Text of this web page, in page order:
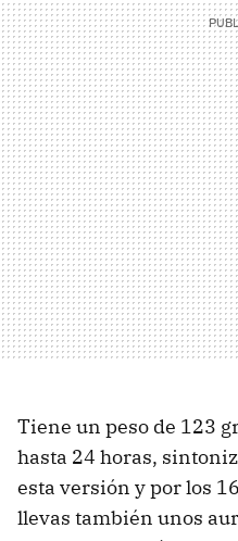
Tiene un peso de 123
hasta 24 horas,
esta versión y por los
llevas también unos